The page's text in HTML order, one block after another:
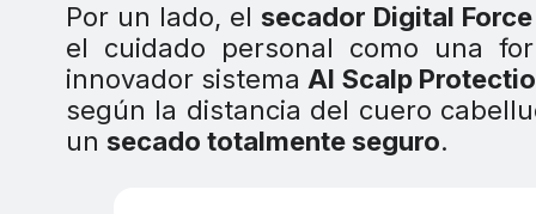
Por un lado, elsecador Digital
el cuidado personal como una
innovador sistemaAI Scalp
según la distancia del cuero
un secado totalmente seguro.